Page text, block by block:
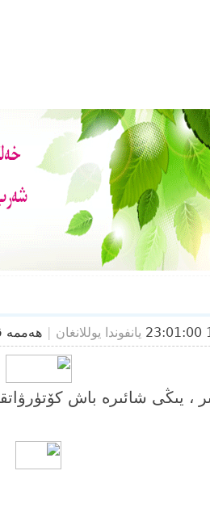
يانفوندا يوللانغان | ھەممە
، يىڭى شائىرە باش